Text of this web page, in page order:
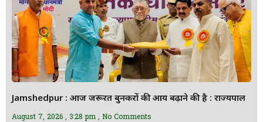
Jamshedpur : आज जरूरत बुनकरों की आय बढ़ाने की है : राज्यपाल
August 7, 2026 3:28 pm No Comments